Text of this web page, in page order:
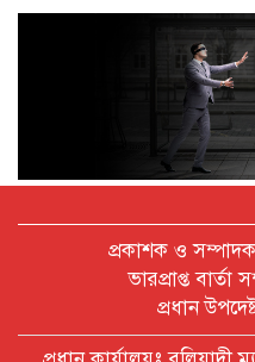
কথা
প্রকাশক ও
ভারপ্রাপ্ত
প্রধান